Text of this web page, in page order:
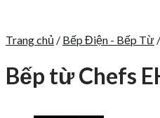
Trang chủ / Bếp Điện - Bếp Từ /
Bếp từ Chefs